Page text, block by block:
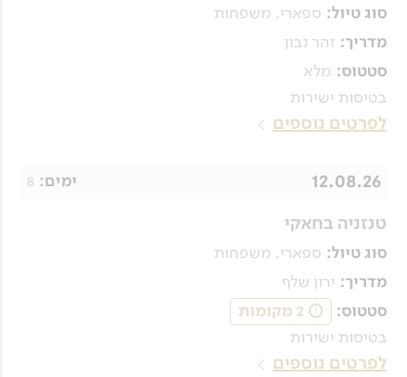
סוג טיול: ספארי, משפחות
מדריך: זהר נבון
סטטוס: מלא
בטיסות ישירות
לפרטים נוספים
טנזניה בחאקי
סוג טיול: ספארי, משפחות
12.08.26 ימים: 8
מדריך: ירון שלף
סטטוס: ! 2 מקומות
בטיסות ישירות
לפרטים נוספים